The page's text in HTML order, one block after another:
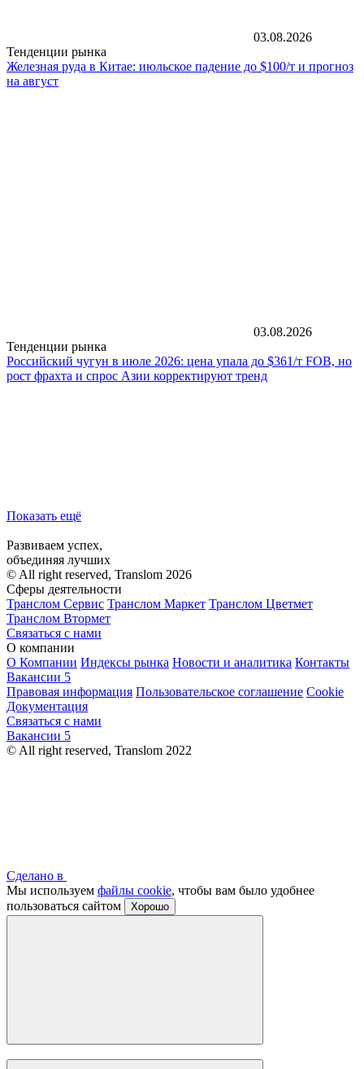
03.08.2026
Тенденции рынка
Железная руда в Китае: июльское падение до $100/т и прогноз
на август
03.08.2026
Тенденции рынка
Российский чугун в июле 2026: цена упала до $361/т FOB, но
рост фрахта и спрос Азии корректируют тренд
Показать ещё
Развиваем успех,
объединяя лучших
© All right reserved, Translom 2026
Сферы деятельности
Транслом Сервис Транслом Маркет Транслом Цветмет
Транслом Втормет
Связаться с нами
О компании
О Компании Индексы рынка Новости и аналитика Контакты
Вакансии 5
Правовая информация Пользовательское соглашение Cookie
Документация
Связаться с нами
Вакансии 5
© All right reserved, Translom 2022
Сделано в
Мы используем файлы cookie, чтобы вам было удобнее
пользоваться сайтом
Хорошо